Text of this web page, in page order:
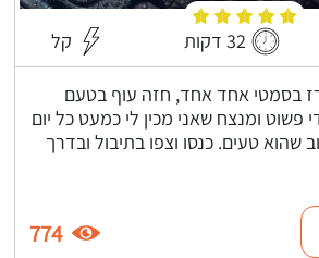
32 דקות קל
בסמטי אחד אחד, חזה עוף בטעם
פשוט ומנצח שאני מכין לי כמעט כל יום
שהוא טעים. כנסו וצפו בתיבול ובדרך
774